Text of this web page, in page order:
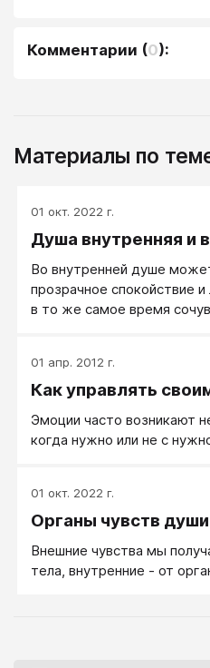
Комментарии (0):
Материалы по
01 окт. 2022 г.
Душа внутренняя и
Во внутренней душе
прозрачное спокойствие
в то же самое время
01 апр. 2012 г.
Как управлять
Эмоции часто возникают
когда нужно или не с
01 окт. 2022 г.
Органы чувств души
Внешние чувства мы
тела, внутренние - от